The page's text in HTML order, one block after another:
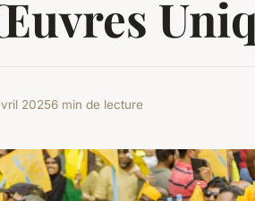
20256 min de lecture